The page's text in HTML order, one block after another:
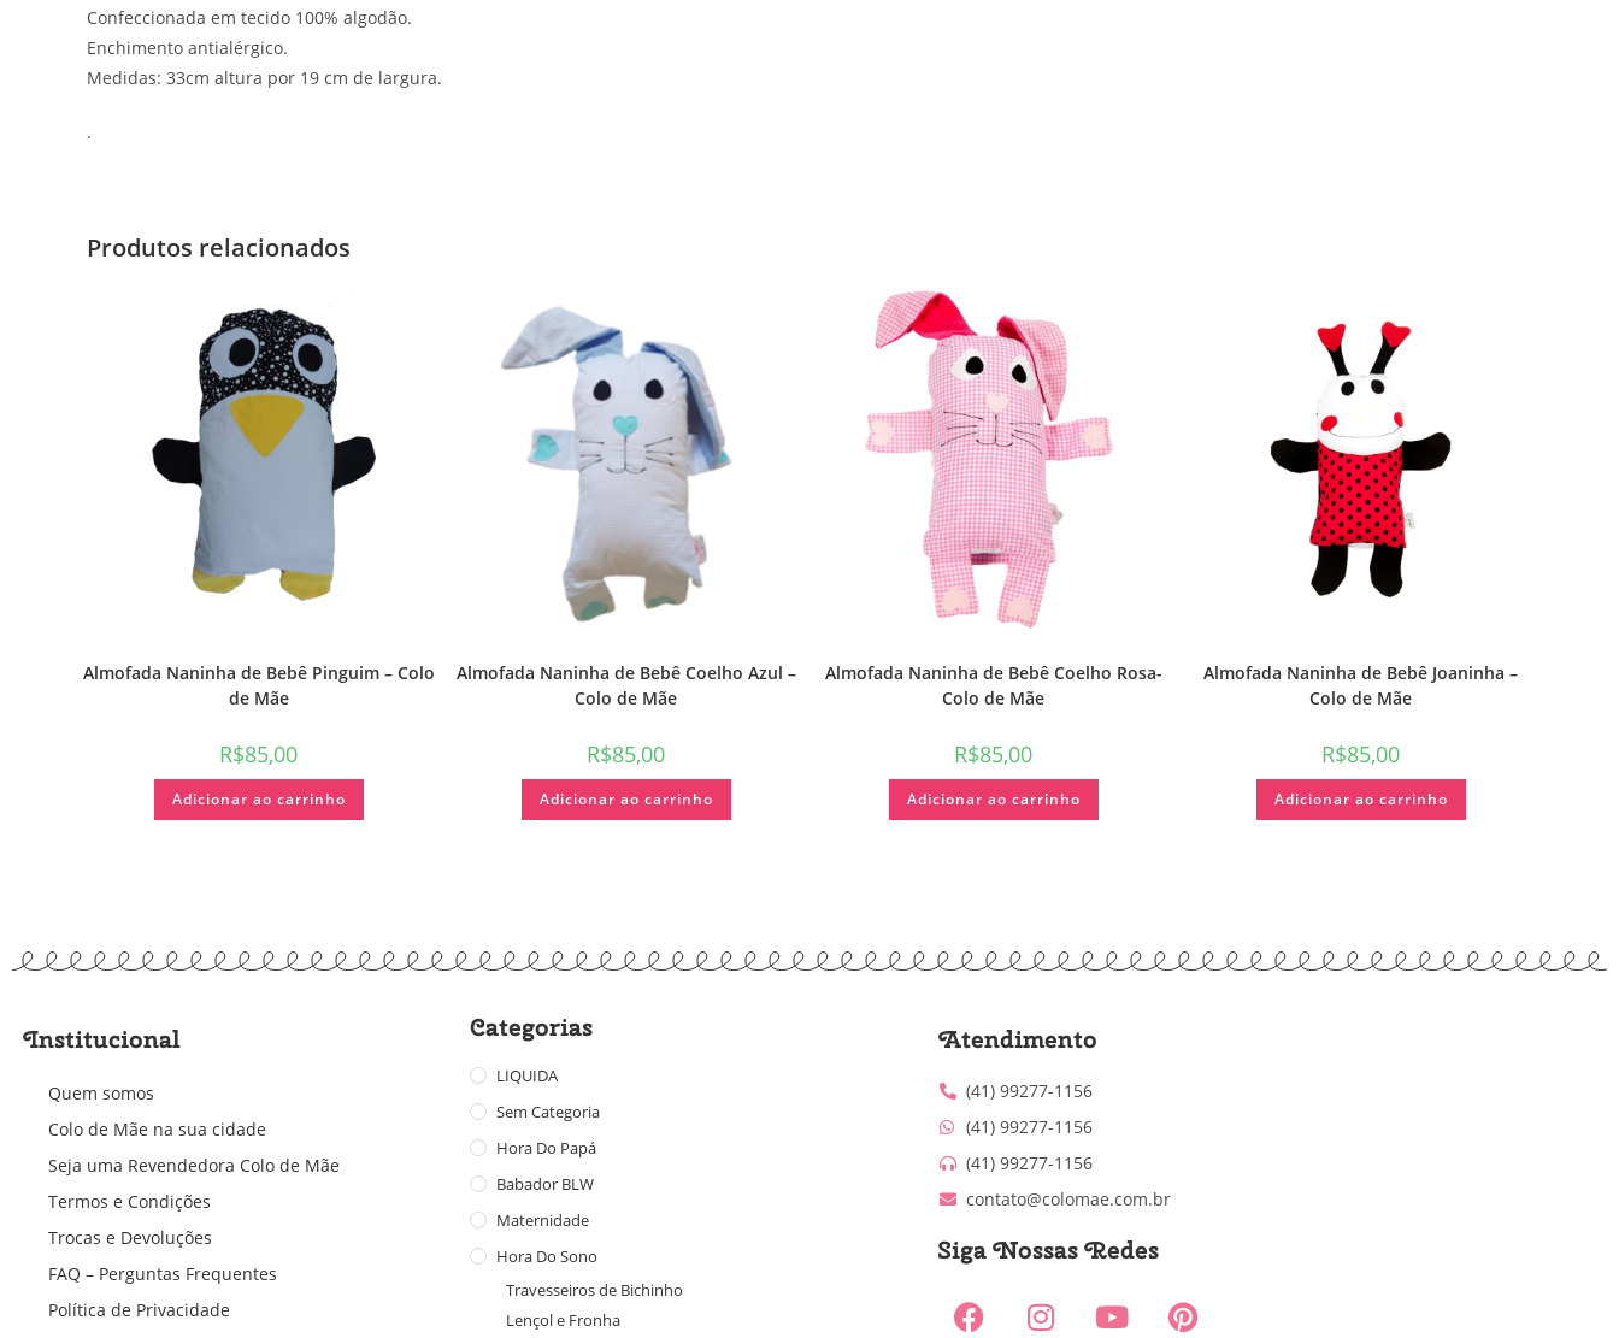
Confeccionada em tecido 100% algodão.
Enchimento antialérgico.
Medidas: 33cm altura por 19 cm de largura.
.
Produtos relacionados
Almofada Naninha de Bebê Pinguim – Colo
de Mãe
R$85,00
Adicionar ao carrinho
Almofada Naninha de Bebê Coelho Azul –
Colo de Mãe
R$85,00
Adicionar ao carrinho
Almofada Naninha de Bebê Coelho Rosa-
Colo de Mãe
R$85,00
Adicionar ao carrinho
Almofada Naninha de Bebê Joaninha –
Colo de Mãe
R$85,00
Adicionar ao carrinho
Institucional
Quem somos
Colo de Mãe na sua cidade
Seja uma Revendedora Colo de Mãe
Termos e Condições
Trocas e Devoluções
FAQ – Perguntas Frequentes
Política de Privacidade
Categorias
LIQUIDA
Sem Categoria
Hora Do Papá
Babador BLW
Maternidade
Hora Do Sono
Travesseiros de Bichinho
Lençol e Fronha
Atendimento
(41) 99277-1156
(41) 99277-1156
(41) 99277-1156
contato@colomae.com.br
Siga Nossas Redes